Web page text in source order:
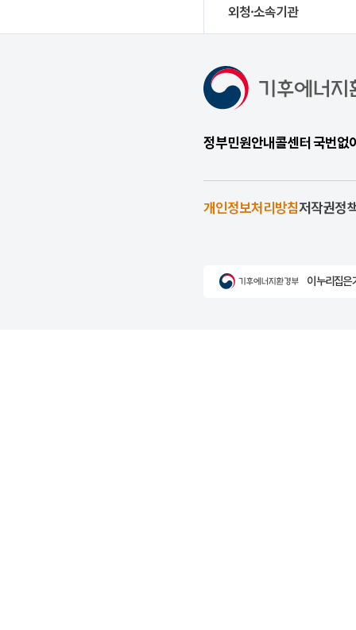
외청·소속기관
정부민원안내콜센터 국번
개인정보처리방침저작권정
이 누리집은